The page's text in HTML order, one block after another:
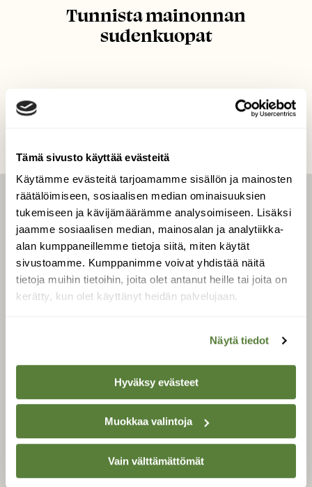
Tämä sivusto käyttää evästeitä
Käytämme evästeitä tarjoamamme sisällön ja mainosten
räätälöimiseen, sosiaalisen median ominaisuuksien
tukemiseen ja kävijämäärämme analysoimiseen. Lisäksi
jaamme sosiaalisen median, mainosalan ja analytiikka-
alan kumppaneillemme tietoja siitä, miten käytät
sivustoamme. Kumppanimme voivat yhdistää näitä
tietoja muihin tietoihin, joita olet antanut heille tai joita on
kerätty, kun olet käyttänyt heidän palvelujaan.
Näytä tiedot
Hyväksy evästeet
Muokkaa valintoja
Vain välttämättömät
Tunnista mainonnan
sudenkuopat
LEHTI
Uusin lehti
Tilaa Suomen Luonto
Tilaa digilukuoikeus
Äänestä parasta juttua
SUOMEN LUONNON­
Suomen Luonto -lehden
kustantaja onSuomen
luonnonsuojelu­liitto.